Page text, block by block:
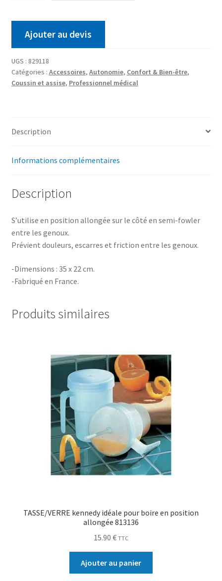
Ajouter au devis
UGS : 829118
Catégories : Accessoires, Autonomie, Confort & Bien-être,
Coussin et assise, Professionnel médical
Description
Informations complémentaires
Description
S’utilise en position allongée sur le côté en semi-fowler
entre les genoux.
Prévient douleurs, escarres et friction entre les genoux.
-Dimensions : 35 x 22 cm.
-Fabriqué en France.
Produits similaires
TASSE/VERRE kennedy idéale pour boire en position
allongée 813136
15.90 € TTC
Ajouter au panier